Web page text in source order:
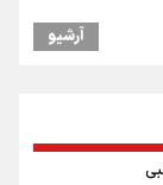
به آتش کشید
مستمری مددجویان کفاف زندگی را نمی‌دهد / حمایت از ۱۹هزار زن‌
آرشیو